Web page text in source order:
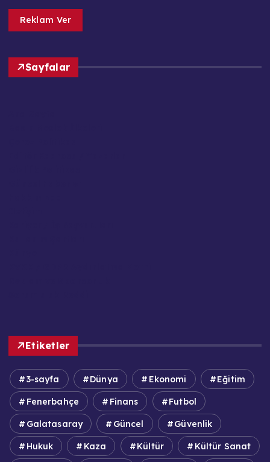
Reklam Ver
Sayfalar
Etiketler
3-sayfa Dünya Ekonomi Eğitim
Fenerbahçe Finans Futbol
Galatasaray Güncel Güvenlik
Hukuk Kaza Kültür Kültür Sanat